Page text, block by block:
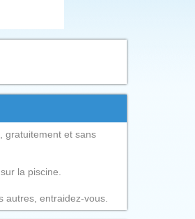
gratuitement et sans
la piscine.
autres, entraidez-vous.